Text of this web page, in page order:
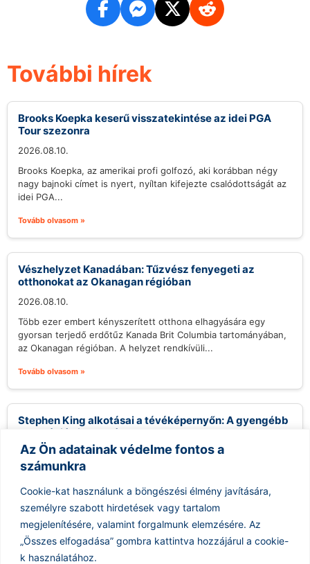
Az Ön adatainak védelme fontos a
számunkra
Cookie-kat használunk a böngészési élmény javítására,
személyre szabott hirdetések vagy tartalom
megjelenítésére, valamint forgalmunk elemzésére. Az
„Összes elfogadása” gombra kattintva hozzájárul a cookie-
k használatához.
További hírek
Brooks Koepka keserű visszatekintése az idei PGA
Tour szezonra
2026.08.10.
Brooks Koepka, az amerikai profi golfozó, aki korábban négy
nagy bajnoki címet is nyert, nyíltan kifejezte csalódottságát az
idei PGA...
Tovább olvasom »
Vészhelyzet Kanadában: Tűzvész fenyegeti az
otthonokat az Okanagan régióban
2026.08.10.
Több ezer embert kényszerített otthona elhagyására egy
gyorsan terjedő erdőtűz Kanada Brit Columbia tartományában,
az Okanagan régióban. A helyzet rendkívüli...
Tovább olvasom »
Stephen King alkotásai a tévéképernyőn: A gyengébb
adaptációk is vonzóak?
2026.08.10.
Stephen King, a horror és thriller műfajának királya, több mint
100 film- és minisorozat-adaptációt inspirált már, ami szinte
bibliai méretű...
Tovább olvasom »